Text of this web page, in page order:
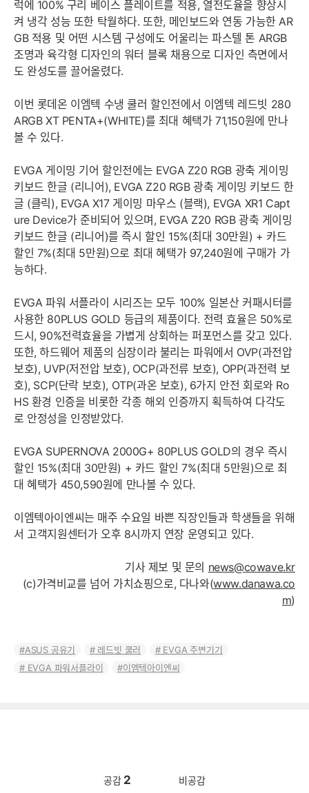
럭에 100% 구리 베이스 플레이트를 적용, 열전도율을 향상시
켜 냉각 성능 또한 탁월하다. 또한, 메인보드와 연동 가능한 AR
GB 적용 및 어떤 시스템 구성에도 어울리는 파스텔 톤 ARGB
조명과 육각형 디자인의 워터 블록 채용으로 디자인 측면에서
도 완성도를 끌어올렸다.
이번 롯데온 이엠텍 수냉 쿨러 할인전에서 이엠텍 레드빗 280
ARGB XT PENTA+(WHITE)를 최대 혜택가 71,150원에 만나
볼 수 있다.
EVGA 게이밍 기어 할인전에는 EVGA Z20 RGB 광축 게이밍
키보드 한글 (리니어), EVGA Z20 RGB 광축 게이밍 키보드 한
글 (클릭), EVGA X17 게이밍 마우스 (블랙), EVGA XR1 Capt
ure Device가 준비되어 있으며, EVGA Z20 RGB 광축 게이밍
키보드 한글 (리니어)를 즉시 할인 15%(최대 30만원) + 카드
할인 7%(최대 5만원)으로 최대 혜택가 97,240원에 구매가 가
능하다.
EVGA 파워 서플라이 시리즈는 모두 100% 일본산 커패시터를
사용한 80PLUS GOLD 등급의 제품이다. 전력 효율은 50%로
드시, 90%전력효율을 가볍게 상회하는 퍼포먼스를 갖고 있다.
또한, 하드웨어 제품의 심장이라 불리는 파워에서 OVP(과전압
보호), UVP(저전압 보호), OCP(과전류 보호), OPP(과전력 보
호), SCP(단락 보호), OTP(과온 보호), 6가지 안전 회로와 Ro
HS 환경 인증을 비롯한 각종 해외 인증까지 획득하여 다각도
로 안정성을 인정받았다.
EVGA SUPERNOVA 2000G+ 80PLUS GOLD의 경우 즉시
할인 15%(최대 30만원) + 카드 할인 7%(최대 5만원)으로 최
대 혜택가 450,590원에 만나볼 수 있다.
이엠텍아이엔씨는 매주 수요일 바쁜 직장인들과 학생들을 위해
서 고객지원센터가 오후 8시까지 연장 운영되고 있다.
기사 제보 및 문의 news@cowave.kr
(c)가격비교를 넘어 가치쇼핑으로, 다나와(www.danawa.co
m)
ASUS 공유기 레드빗 쿨러
EVGA 주변기기
EVGA 파워서플라이
이엠텍아이엔씨
공감 2 비공감